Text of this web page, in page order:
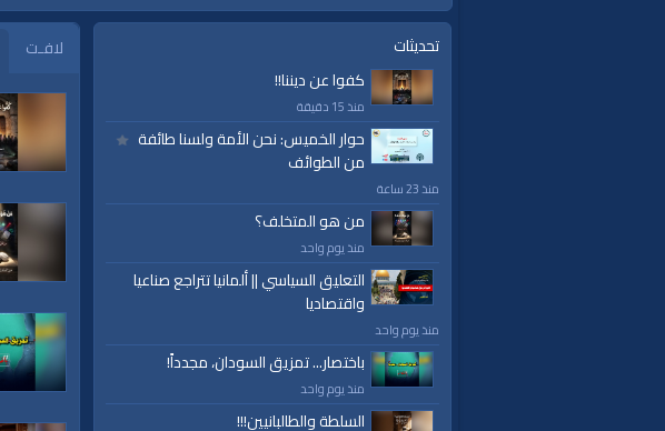
https://youtu.be/6FV_lCQEeiI
#قناة_الواقية
www.alwaqiyah.tv
لمتابعة المزيد من إنتاجات قناة الواقية
https://www.youtube.com/user/AlwaqiyahTV?sub_confirmation=1
اشترك في القناة الرسمية على تليجرام:
https://t.me/AlWaqiyahTV
الصفحة الرسمية لقناة الواقية على الفيسبوك
https://www.facebook.com/alwaqiyahtube
الصفحة الرسمية على تويتر
https://twitter.com/AlwaqiyahTV
تحديثات
كفوا عن ديننا!!
منذ 15 دقيقة
حوار الخميس: نحن الأمة ولسنا طائفة
من الطوائف
منذ 23 ساعة
من هو المتخلف؟
منذ يوم واحد
التعليق السياسي || ألمانيا تتراجع صناعيا
واقتصاديا
منذ يوم واحد
باختصار... تمزيق السودان، مجدداً!
منذ يوم واحد
السلطة والطالبانيين!!!
لافـت